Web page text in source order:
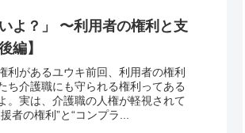
よ？」 〜利用者の権利と支
編】
利があるユウキ前回、利用者の権利
介護職にも守られる権利ってある
。実は、介護職の人権が軽視されて
者の権利”と“コンプラ...